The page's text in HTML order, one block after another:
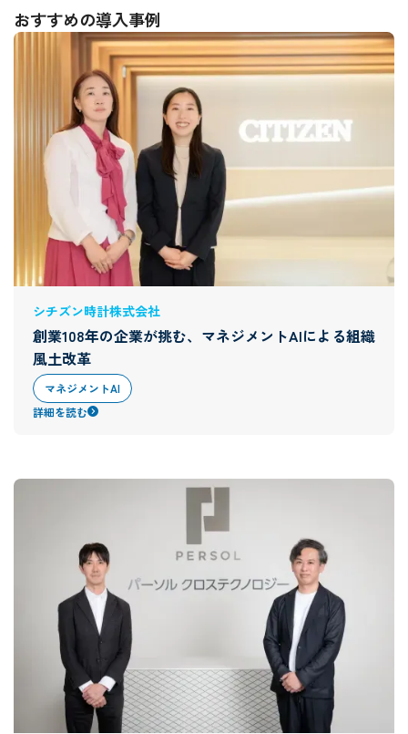
おすすめの導入事例
シチズン時計株式会社
創業108年の企業が挑む、マネジメントAIによる組織
風土改革
マネジメントAI
詳細を読む